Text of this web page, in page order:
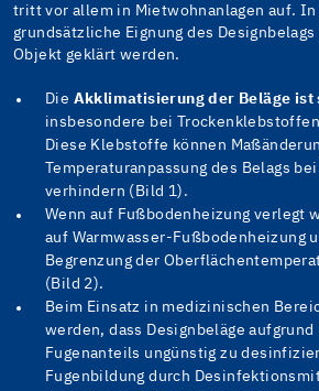
tritt vor allem in Mietwohnanlagen auf. In
grundsätzliche Eignung des
Objekt geklärt werden.
Die Akklimatisierung der Beläge ist
insbesondere bei
Diese Klebstoffe können
Temperaturanpassung des Belags
verhindern (Bild 1).
Wenn auf Fußbodenheizung verlegt
auf Warmwasser-Fußbodenheizung
Begrenzung der
(Bild 2).
Beim Einsatz in medizinischen
werden, dass Designbeläge aufgrund
Fugenanteils ungünstig zu
Fugenbildung durch